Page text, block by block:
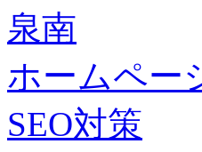
泉南
ホームペー
SEO対策